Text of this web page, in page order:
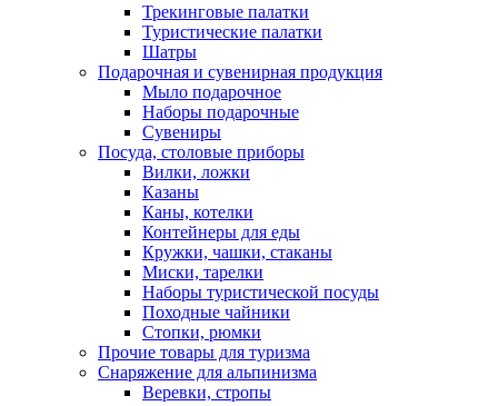
Трекинговые палатки
Туристические палатки
Шатры
Подарочная и сувенирная продукция
Мыло подарочное
Наборы подарочные
Сувениры
Посуда, столовые приборы
Вилки, ложки
Казаны
Каны, котелки
Контейнеры для еды
Кружки, чашки, стаканы
Миски, тарелки
Наборы туристической посуды
Походные чайники
Стопки, рюмки
Прочие товары для туризма
Снаряжение для альпинизма
Веревки, стропы